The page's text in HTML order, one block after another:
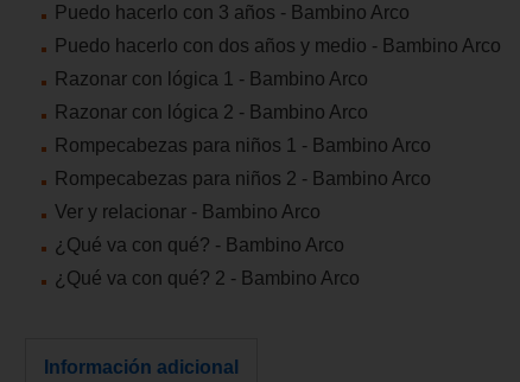
Puedo hacerlo con 3 años - Bambino Arco
Puedo hacerlo con dos años y medio - Bambino Arco
Razonar con lógica 1 - Bambino Arco
Razonar con lógica 2 - Bambino Arco
Rompecabezas para niños 1 - Bambino Arco
Rompecabezas para niños 2 - Bambino Arco
Ver y relacionar - Bambino Arco
¿Qué va con qué? - Bambino Arco
¿Qué va con qué? 2 - Bambino Arco
Información adicional